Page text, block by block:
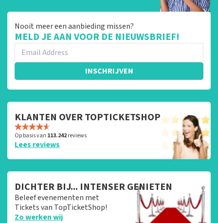
Nooit meer een aanbieding missen?
MELD JE AAN VOOR DE NIEUWSBRIEF!
INSCHRIJVEN
KLANTEN OVER TOPTICKETSHOP
Op basis van 113.242reviews
Lees reviews
DICHTER BIJ... INTENSER GENIETEN
Beleef evenementen met
Tickets van TopTicketShop!
Zo werken wij